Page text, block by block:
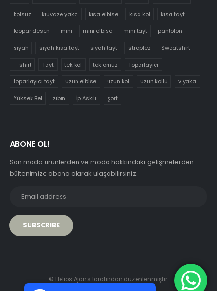
7/24 Canlı Destek
kolsuz kruvaze yaka kısa elbise kısa kol kısa tayt
leopar desen mini mini elbise mini tayt pantolon
siyah siyah kısa tayt siyah tayt straplez Sweatshirt
T-shirt Tayt tek kol tek omuz Toparlayıcı
toparlayıcı tayt uzun elbise uzun kol uzun kollu v yaka
Yüksek Bel zıbın İp Askılı şort
ABONE OL!
Son moda ürünlerden ve moda hakkındaki gelişmelerden
bültenimize abona olarak ulaşabilirsiniz.
© Helios Ajans tarafından düzenlenmiştir.